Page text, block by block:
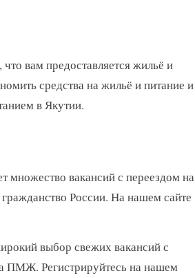
вам предоставляется жильё и
средства на жильё и питание и
в Якутии.
множество вакансий с переездом на
России. На нашем сайте
выбор свежих вакансий с
ПМЖ. Регистрируйтесь на нашем